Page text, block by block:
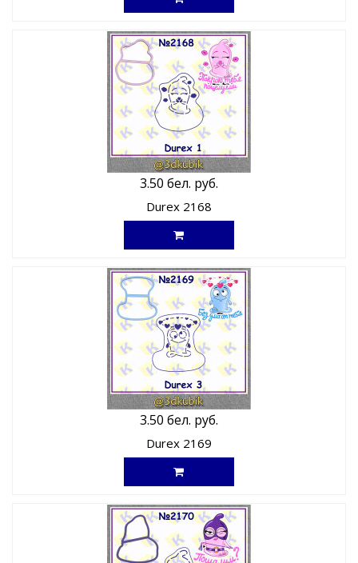
3.50 бел. руб.
Durex 2168
3.50 бел. руб.
Durex 2169